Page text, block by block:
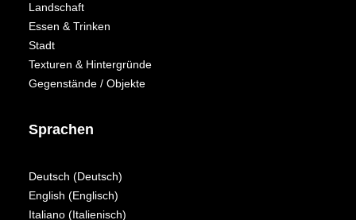
Landschaft
Essen & Trinken
Stadt
Texturen & Hintergründe
Gegenstände / Objekte
Sprachen
Deutsch (Deutsch)
English (Englisch)
Italiano (Italienisch)